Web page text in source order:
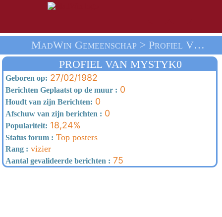
MadWin Gemeenschap > Profiel Van Mystyk0 > Thuis
PROFIEL VAN MYSTYK0
Geboren op: 27/02/1982
Berichten Geplaatst op de muur : 0
Houdt van zijn Berichten: 0
Afschuw van zijn berichten : 0
Populariteit: 18,24%
Status forum : Top posters
Rang : vizier
Aantal gevalideerde berichten : 75